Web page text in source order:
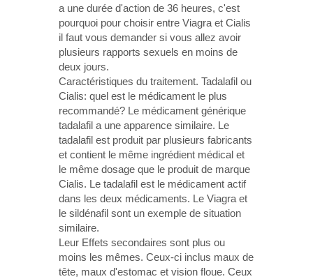
a une durée d'action de 36 heures, c'est
pourquoi pour choisir entre Viagra et Cialis
il faut vous demander si vous allez avoir
plusieurs rapports sexuels en moins de
deux jours.
Caractéristiques du traitement. Tadalafil ou
Cialis: quel est le médicament le plus
recommandé? Le médicament générique
tadalafil a une apparence similaire. Le
tadalafil est produit par plusieurs fabricants
et contient le même ingrédient médical et
le même dosage que le produit de marque
Cialis. Le tadalafil est le médicament actif
dans les deux médicaments. Le Viagra et
le sildénafil sont un exemple de situation
similaire.
Leur Effets secondaires sont plus ou
moins les mêmes. Ceux-ci inclus maux de
tête, maux d'estomac et vision floue. Ceux